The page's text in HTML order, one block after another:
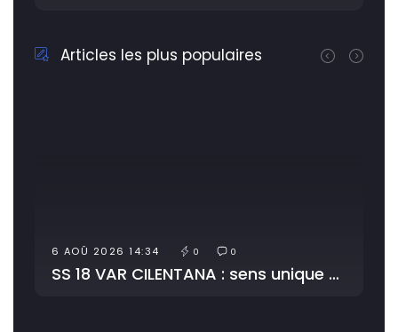
Articles les plus populaires
6 AOÛ 2026 14:34 0 0
SS 18 VAR CILENTANA : sens unique alternatif, rétrécissement de la route …